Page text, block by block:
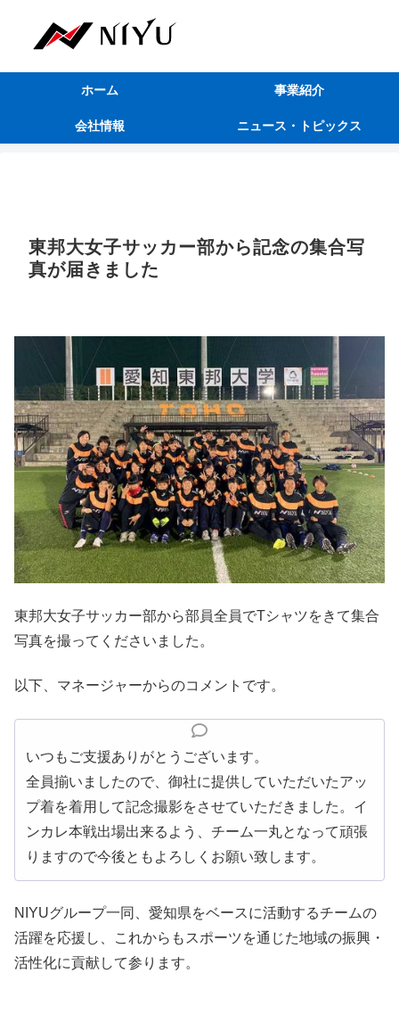
ホーム 事業紹介
会社情報 ニュース・トピックス
東邦大女子サッカー部から記念の集合写
真が届きました
東邦大女子サッカー部から部員全員でTシャツをきて集合
写真を撮ってくださいました。
以下、マネージャーからのコメントです。
いつもご支援ありがとうございます。
全員揃いましたので、御社に提供していただいたアッ
プ着を着用して記念撮影をさせていただきました。イ
ンカレ本戦出場出来るよう、チーム一丸となって頑張
りますので今後ともよろしくお願い致します。
NIYUグループ一同、愛知県をベースに活動するチームの
活躍を応援し、これからもスポーツを通じた地域の振興・
活性化に貢献して参ります。